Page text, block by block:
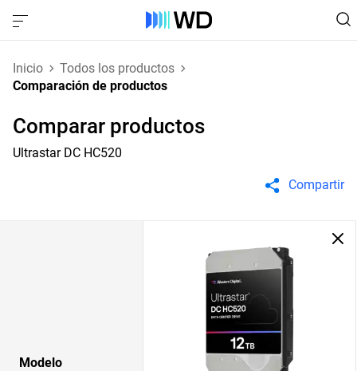
Inicio
Todos los productos
Comparación de productos
Comparar productos
Ultrastar DC HC520
Compartir
Modelo